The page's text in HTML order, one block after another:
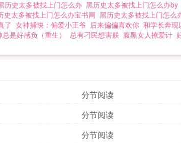
历史太多被找上门怎么办 黑历史太多被找上门怎么办by
史太多被找上门怎么办宝书网 黑历史太多被找上门怎么
了 女神捕快：偏爱小王爷 后来偏偏喜欢你 和学长奔现
总是好感负（重生） 总有刁民想害朕 腹黑女人撩爱计
分节阅读
分节阅读
分节阅读